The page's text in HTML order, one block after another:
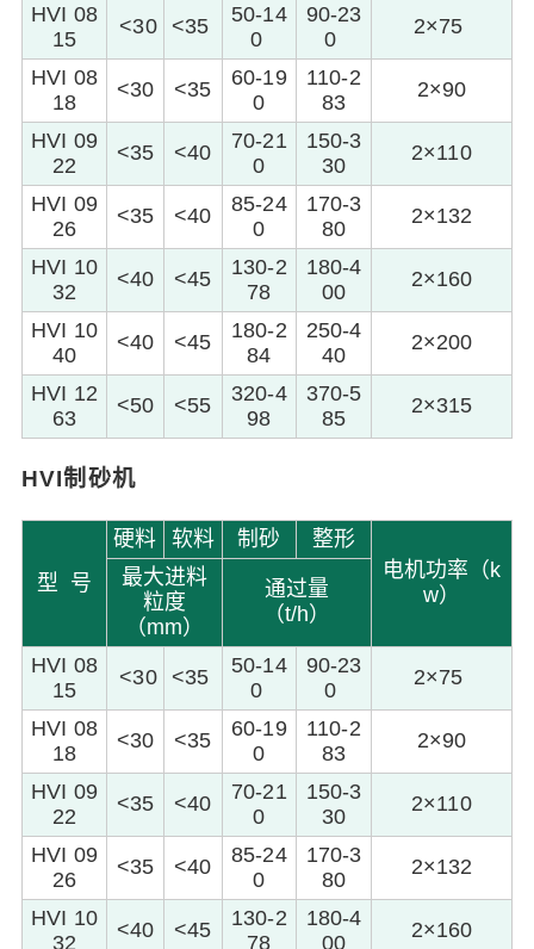
HVI 08
15
<30 <35
50-14
0
90-23
0
2×75
HVI 08
18
<30 <35
60-19
0
110-2
83
2×90
HVI 09
22
<35 <40
70-21
0
150-3
30
2×110
HVI 09
26
<35 <40
85-24
0
170-3
80
2×132
HVI 10
32
<40 <45
130-2
78
180-4
00
2×160
HVI 10
40
<40 <45
180-2
84
250-4
40
2×200
HVI 12
63
<50 <55
320-4
98
370-5
85
2×315
HVI制砂机
型 号
硬料 软料 制砂
整形
电机功率（k
w）
最大进料
粒度
（mm）
通过量
（t/h）
HVI 08
15
<30 <35
50-14
0
90-23
0
2×75
HVI 08
18
<30 <35
60-19
0
110-2
83
2×90
HVI 09
22
<35 <40
70-21
0
150-3
30
2×110
HVI 09
26
<35 <40
85-24
0
170-3
80
2×132
HVI 10
32
<40 <45
130-2
78
180-4
00
2×160